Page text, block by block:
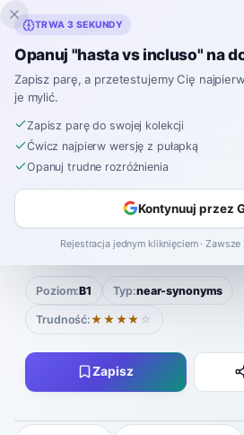
Inklingo
Hiszpański
hasta VS
|
inclusoeen-KLOO-soh Słuchaj
Poziom:B1 Typ:near-synonyms
Trudność:★★★★ ☆
Zapisz
TRWA 3 SEKUNDY
Opanuj "hasta vs incluso" na
Zapisz parę, a przetestujemy Cię
je mylić.
Zapisz parę do swojej kolekcji
Ćwicz najpierw wersję z pułapką
Opanuj trudne rozróżnienia
Kontynuuj przez
Rejestracja jednym kliknięciem · Zawsze